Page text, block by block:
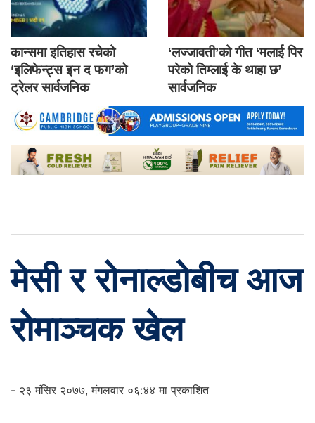
कान्समा इतिहास रचेको
‘इलिफेन्ट्स इन द फग’को
ट्रेलर सार्वजनिक
‘लज्जावती’को गीत ‘मलाई पिर
परेको तिम्लाई के थाहा छ’
सार्वजनिक
मेसी र रोनाल्डोबीच आज
रोमाञ्चक खेल
- २३ मंसिर २०७७, मंगलवार ०६:४४ मा प्रकाशित